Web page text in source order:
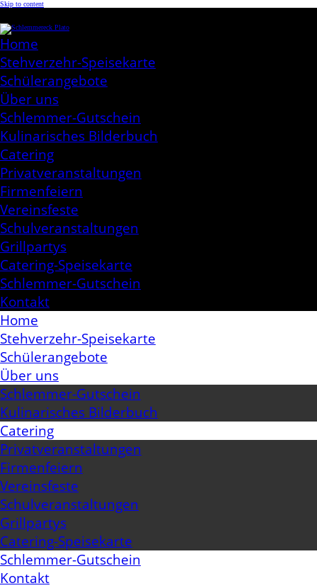
Skip to content
Home
Stehverzehr-Speisekarte
Schülerangebote
Über uns
Schlemmer-Gutschein
Kulinarisches Bilderbuch
Catering
Privatveranstaltungen
Firmenfeiern
Vereinsfeste
Schulveranstaltungen
Grillpartys
Catering-Speisekarte
Schlemmer-Gutschein
Kontakt
Home
Stehverzehr-Speisekarte
Schülerangebote
Über uns
Schlemmer-Gutschein
Kulinarisches Bilderbuch
Catering
Privatveranstaltungen
Firmenfeiern
Vereinsfeste
Schulveranstaltungen
Grillpartys
Catering-Speisekarte
Schlemmer-Gutschein
Kontakt